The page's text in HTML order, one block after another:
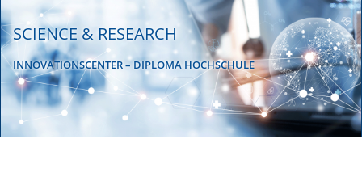
SCIENCE & RESEARCH
INNOVATIONSCENTER – DIPLOMA HOCHSCHULE